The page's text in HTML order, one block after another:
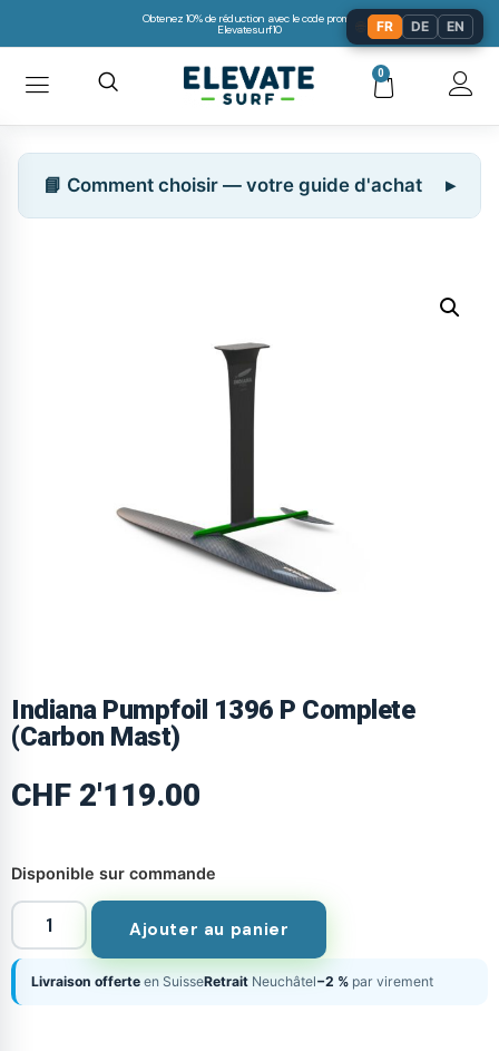
Obtenez 10% de réduction avec le code promo:
Elevatesurf10
0
📘 Comment choisir — votre guide d'achat
Indiana Pumpfoil 1396 P Complete
(Carbon Mast)
CHF 2'119.00
Disponible sur commande
Ajouter au panier
Livraison offerte en SuisseRetrait Neuchâtel−2 % par virement
FR DE EN